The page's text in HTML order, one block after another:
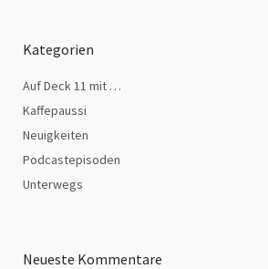
Kategorien
Auf Deck 11 mit …
Kaffepaussi
Neuigkeiten
Podcastepisoden
Unterwegs
Neueste Kommentare